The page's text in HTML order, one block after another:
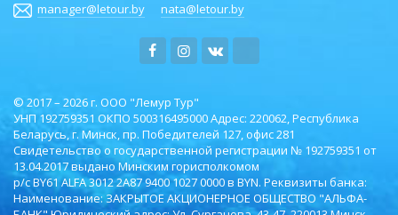
manager@letour.by nata@letour.by
© 2017 – 2026 г. ООО "Лемур Тур"
УНП 192759351 ОКПО ‎500316495000 Адрес: 220062, Республика
Беларусь, г. Минск, пр. Победителей 127, офис 281
Свидетельство о государственной регистрации № 192759351 от
13.04.2017 выдано Минским горисполкомом
р/с BY61 ALFA 3012 2A87 9400 1027 0000 в BYN. Реквизиты банка:
Наименование: ЗАКРЫТОЕ АКЦИОНЕРНОЕ ОБЩЕСТВО "АЛЬФА-